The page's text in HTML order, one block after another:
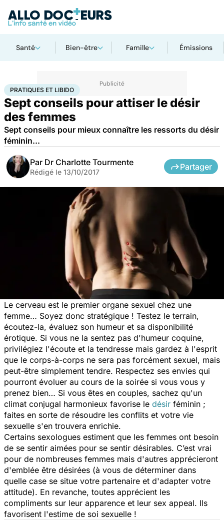
Santé Bien-être Famille Émissions
AccueilBien-êtreSexoPratiques et libido
PRATIQUES ET LIBIDO
Sept conseils pour attiser le désir
des femmes
Sept conseils pour mieux connaître les ressorts du désir
féminin...
Par Dr Charlotte Tourmente
Rédigé le 13/10/2017
Partager
Le cerveau est le premier organe sexuel chez une
femme… Soyez donc stratégique ! Testez le terrain,
écoutez-la, évaluez son humeur et sa disponibilité
érotique. Si vous ne la sentez pas d'humeur coquine,
privilégiez l'écoute et la tendresse mais gardez à l'esprit
que le corps-à-corps ne sera pas forcément sexuel, mais
peut-être simplement tendre. Respectez ses envies qui
pourront évoluer au cours de la soirée si vous vous y
prenez bien… Si vous êtes en couples, sachez qu'un
climat conjugal harmonieux favorise le désir féminin ;
faites en sorte de résoudre les conflits et votre vie
sexuelle s'en trouvera enrichie.
Certains sexologues estiment que les femmes ont besoin
de se sentir aimées pour se sentir désirables. C’est vrai
pour de nombreuses femmes mais d'autres apprécieront
d'emblée être désirées (à vous de déterminer dans
quelle case se situe votre partenaire et d'adapter votre
attitude). En revanche, toutes apprécient les
compliments sur leur apparence et leur sex appeal. Ils
favorisent l'estime de soi sexuelle !